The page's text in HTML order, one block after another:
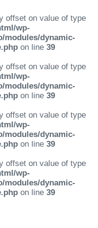
offset on value of type
wp-
modules/dynamic-
on line 39
offset on value of type
wp-
modules/dynamic-
on line 39
offset on value of type
wp-
modules/dynamic-
on line 39
offset on value of type
wp-
modules/dynamic-
on line 39